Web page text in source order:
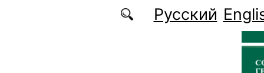
Перейти к основному содержаниюРусский